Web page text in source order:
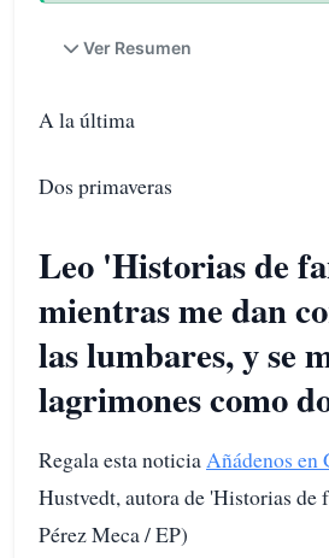
Ver Resumen
A la última
Dos primaveras
Leo 'Historias de
mientras me dan
las lumbares, y se
lagrimones como
Regala esta noticia Añádenos en
Hustvedt, autora de 'Historias de
Pérez Meca / EP)